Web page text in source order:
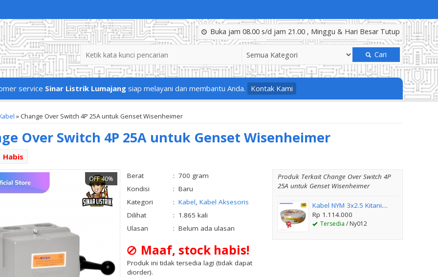
Buka jam 08.00 s/d jam 21.00 , Minggu & Hari Besar Tutup
Cari
service Sinar Listrik Lumajang siap melayani dan membantu Anda. Kontak Kami
» Change Over Switch 4P 25A untuk Genset Wisenheimer
Over Switch 4P 25A untuk Genset Wisenheimer
Habis
OFF 40% Berat : 700 gram
Kondisi
: Baru
Kategori
: Kabel, Kabel Aksesoris
Dilihat
: 1.865 kali
Ulasan
: Belum ada ulasan
Maaf, stock habis!
Produk ini tidak tersedia lagi (tidak dapat
diorder).
Produk Terkait Change Over Switch 4P
25A untuk Genset Wisenheimer
Kabel NYM 3x2.5 Kitani....
Rp 1.114.000
Tersedia / Ny012